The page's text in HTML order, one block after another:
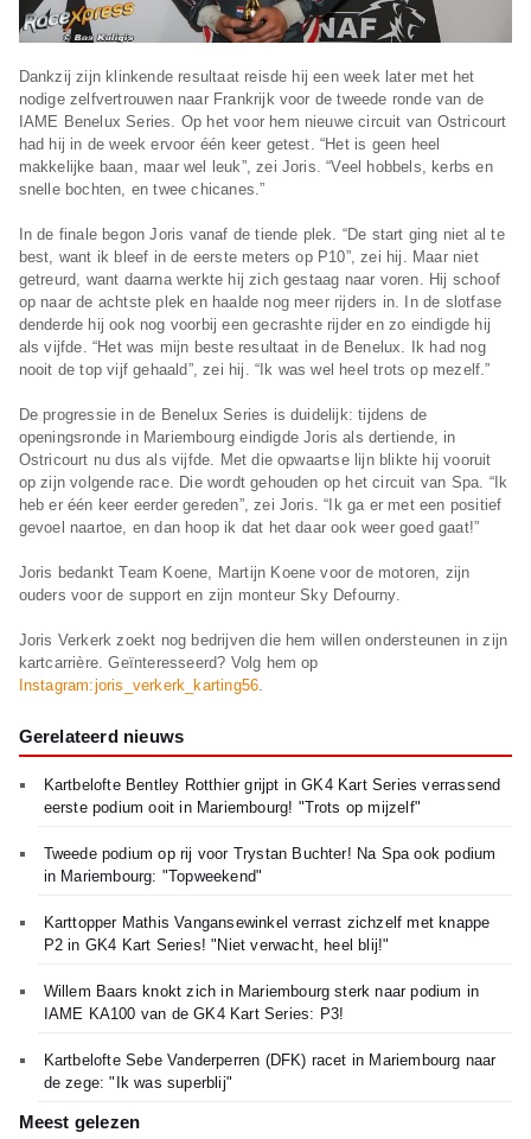
Dankzij zijn klinkende resultaat reisde hij een week later met het
nodige zelfvertrouwen naar Frankrijk voor de tweede ronde van de
IAME Benelux Series. Op het voor hem nieuwe circuit van Ostricourt
had hij in de week ervoor één keer getest. “Het is geen heel
makkelijke baan, maar wel leuk”, zei Joris. “Veel hobbels, kerbs en
snelle bochten, en twee chicanes.”
In de finale begon Joris vanaf de tiende plek. “De start ging niet al te
best, want ik bleef in de eerste meters op P10”, zei hij. Maar niet
getreurd, want daarna werkte hij zich gestaag naar voren. Hij schoof
op naar de achtste plek en haalde nog meer rijders in. In de slotfase
denderde hij ook nog voorbij een gecrashte rijder en zo eindigde hij
als vijfde. “Het was mijn beste resultaat in de Benelux. Ik had nog
nooit de top vijf gehaald”, zei hij. “Ik was wel heel trots op mezelf.”
De progressie in de Benelux Series is duidelijk: tijdens de
openingsronde in Mariembourg eindigde Joris als dertiende, in
Ostricourt nu dus als vijfde. Met die opwaartse lijn blikte hij vooruit
op zijn volgende race. Die wordt gehouden op het circuit van Spa. “Ik
heb er één keer eerder gereden”, zei Joris. “Ik ga er met een positief
gevoel naartoe, en dan hoop ik dat het daar ook weer goed gaat!”
Joris bedankt Team Koene, Martijn Koene voor de motoren, zijn
ouders voor de support en zijn monteur Sky Defourny.
Joris Verkerk zoekt nog bedrijven die hem willen ondersteunen in zijn
kartcarrière. Geïnteresseerd? Volg hem op
Instagram:joris_verkerk_karting56
Gerelateerd nieuws
Kartbelofte Bentley Rotthier grijpt in GK4 Kart Series verrassend
eerste podium ooit in Mariembourg! "Trots op mijzelf"
Tweede podium op rij voor Trystan Buchter! Na Spa ook podium
in Mariembourg: "Topweekend"
Karttopper Mathis Vangansewinkel verrast zichzelf met knappe
P2 in GK4 Kart Series! "Niet verwacht, heel blij!"
Willem Baars knokt zich in Mariembourg sterk naar podium in
IAME KA100 van de GK4 Kart Series: P3!
Kartbelofte Sebe Vanderperren (DFK) racet in Mariembourg naar
de zege: "Ik was superblij"
Meest gelezen